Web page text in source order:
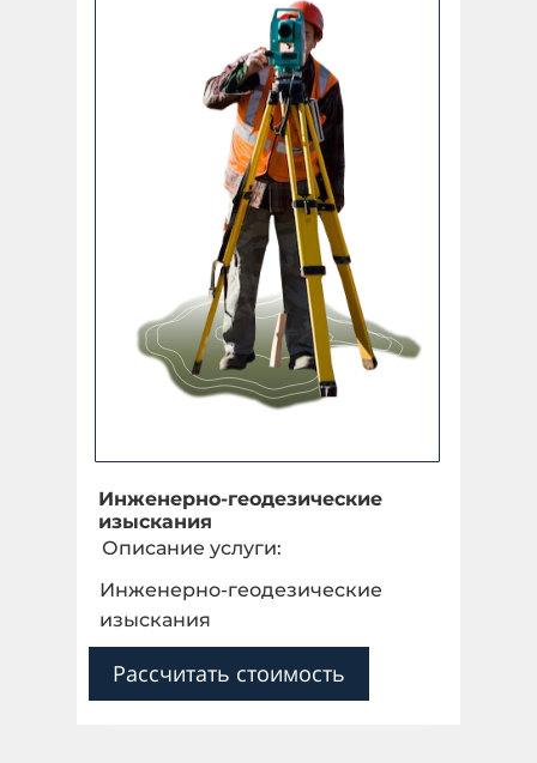
Инженерно-геодезические
изыскания
Описание услуги:
Инженерно-геодезические
изыскания
Рассчитать стоимость